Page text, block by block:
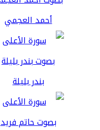
أحمد العجمي
بندر بليلة